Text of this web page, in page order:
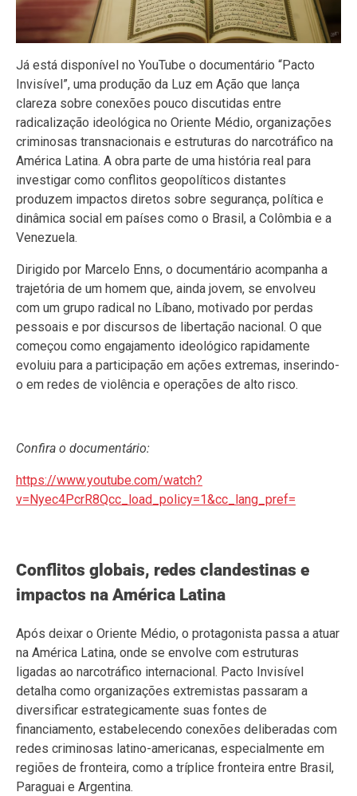
Já está disponível no YouTube o documentário “Pacto
Invisível”, uma produção da Luz em Ação que lança
clareza sobre conexões pouco discutidas entre
radicalização ideológica no Oriente Médio, organizações
criminosas transnacionais e estruturas do narcotráfico na
América Latina. A obra parte de uma história real para
investigar como conflitos geopolíticos distantes
produzem impactos diretos sobre segurança, política e
dinâmica social em países como o Brasil, a Colômbia e a
Venezuela.
Dirigido por Marcelo Enns, o documentário acompanha a
trajetória de um homem que, ainda jovem, se envolveu
com um grupo radical no Líbano, motivado por perdas
pessoais e por discursos de libertação nacional. O que
começou como engajamento ideológico rapidamente
evoluiu para a participação em ações extremas, inserindo-
o em redes de violência e operações de alto risco.
Confira o documentário:
https://www.youtube.com/watch?
v=Nyec4PcrR8Qcc_load_policy=1&cc_lang_pref=
Conflitos globais, redes clandestinas e
impactos na América Latina
Após deixar o Oriente Médio, o protagonista passa a atuar
na América Latina, onde se envolve com estruturas
ligadas ao narcotráfico internacional. Pacto Invisível
detalha como organizações extremistas passaram a
diversificar estrategicamente suas fontes de
financiamento, estabelecendo conexões deliberadas com
redes criminosas latino-americanas, especialmente em
regiões de fronteira, como a tríplice fronteira entre Brasil,
Paraguai e Argentina.